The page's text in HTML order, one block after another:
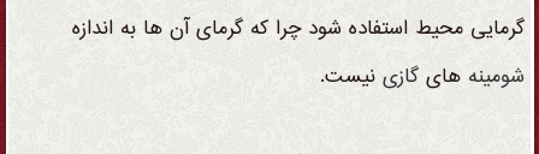
گرمایی محیط استفاده شود چرا که گرمای آن ها به اندازه
شومینه های گازینیست.